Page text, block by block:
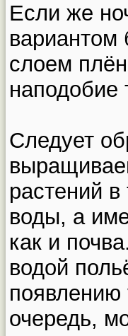
Если же
вариантом
слоем
наподобие
Следует
растений
воды, а
как и
водой
появлению
очередь,